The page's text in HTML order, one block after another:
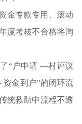
金专款专用、滚动
度考核不合格将淘
“户申请 —村评议
金到户”的闭环流
统救助中流程不透